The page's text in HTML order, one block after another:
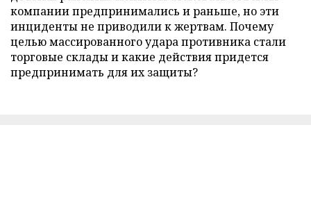
компании предпринимались и раньше, но эти
инциденты не приводили к жертвам. Почему
целью массированного удара противника стали
торговые склады и какие действия придется
предпринимать для их защиты?